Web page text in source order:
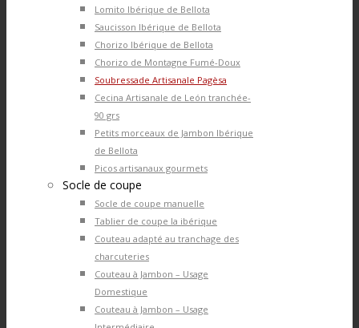
Lomito Ibérique de Bellota
Saucisson Ibérique de Bellota
Chorizo Ibérique de Bellota
Chorizo de Montagne Fumé-Doux
Soubressade Artisanale Pagèsa
Cecina Artisanale de León tranchée-
90 grs
Petits morceaux de Jambon Ibérique
de Bellota
Picos artisanaux gourmets
Socle de coupe
Socle de coupe manuelle
Tablier de coupe la ibérique
Couteau adapté au tranchage des
charcuteries
Couteau à Jambon – Usage
Domestique
Couteau à Jambon – Usage